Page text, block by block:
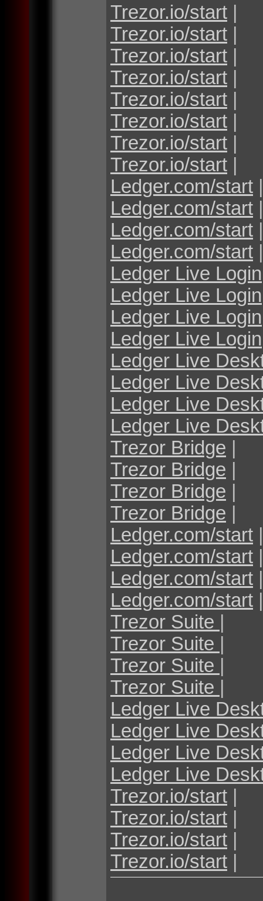
Trezor.io/start |
Trezor.io/start |
Trezor.io/start |
Trezor.io/start |
Trezor.io/start |
Trezor.io/start |
Trezor.io/start |
Trezor.io/start |
Ledger.com/start |
Ledger.com/start |
Ledger.com/start |
Ledger.com/start |
Ledger Live Login
Ledger Live Login
Ledger Live Login
Ledger Live Login
Ledger Live
Ledger Live
Ledger Live
Ledger Live
Trezor Bridge |
Trezor Bridge |
Trezor Bridge |
Trezor Bridge |
Ledger.com/start |
Ledger.com/start |
Ledger.com/start |
Ledger.com/start |
Trezor Suite |
Trezor Suite |
Trezor Suite |
Trezor Suite |
Ledger Live
Ledger Live
Ledger Live
Ledger Live
Trezor.io/start |
Trezor.io/start |
Trezor.io/start |
Trezor.io/start |